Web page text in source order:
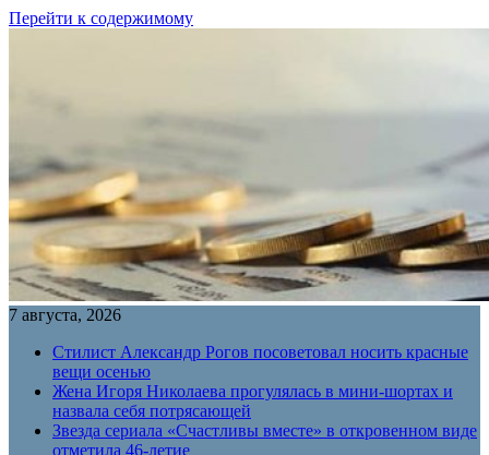
Перейти к содержимому
7 августа, 2026
Стилист Александр Рогов посоветовал носить красные
вещи осенью
Жена Игоря Николаева прогулялась в мини-шортах и
назвала себя потрясающей
Звезда сериала «Счастливы вместе» в откровенном виде
отметила 46-летие